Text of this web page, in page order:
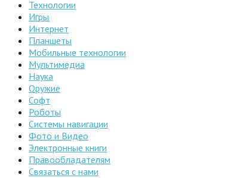
Технологии
Игры
Интернет
Планшеты
Мобильные технологии
Мультимедиа
Наука
Оружие
Софт
Роботы
Системы навигации
Фото и Видео
Электронные книги
Правообладателям
Связаться с нами